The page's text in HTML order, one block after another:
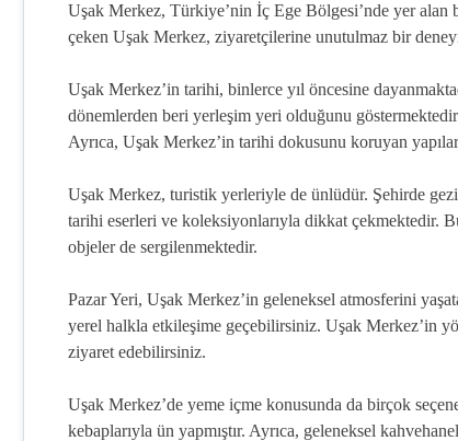
Uşak Merkez, Türkiye’nin İç Ege Bölgesi’nde yer
çeken Uşak Merkez, ziyaretçilerine unutulmaz bir
Uşak Merkez’in tarihi, binlerce yıl öncesine
dönemlerden beri yerleşim yeri olduğunu
Ayrıca, Uşak Merkez’in tarihi dokusunu koruyan
Uşak Merkez, turistik yerleriyle de ünlüdür. Şehirde
tarihi eserleri ve koleksiyonlarıyla dikkat çekmektedir.
objeler de sergilenmektedir.
Pazar Yeri, Uşak Merkez’in geleneksel atmosferini
yerel halkla etkileşime geçebilirsiniz. Uşak Merkez’in
ziyaret edebilirsiniz.
Uşak Merkez’de yeme içme konusunda da birçok
kebaplarıyla ün yapmıştır. Ayrıca, geleneksel